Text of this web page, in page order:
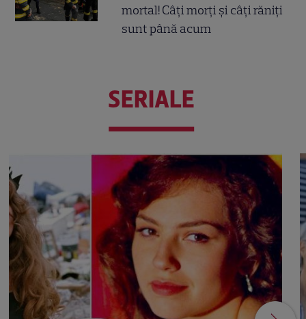
mortal! Câți morți și câți răniți
sunt până acum
SERIALE